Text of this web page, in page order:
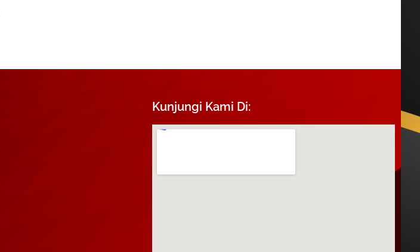
Kunjungi Kami Di: